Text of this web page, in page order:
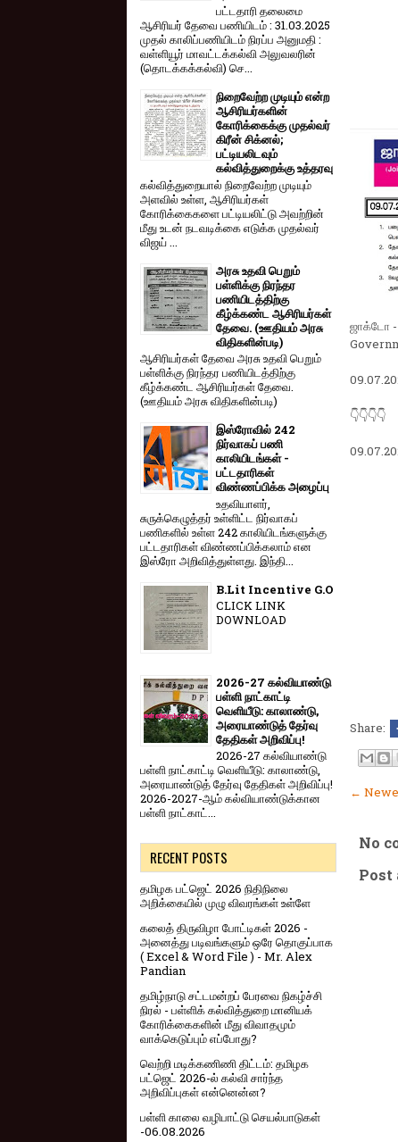
ஜாக்டோ -
👇👇👇👇
Share:
←
No
Post
பட்டதாரி தலைமை
ஆசிரியர் தேவை பணியிடம் : 31.03.2025
முதல் காலிப்பணியிடம் நிரப்ப அனுமதி :
வள்ளியூர் மாவட்டக்கல்வி அலுவலரின்
(தொடக்கக்கல்வி) செ...
நிறைவேற்ற முடியும் என்ற
ஆசிரியர்களின்
கோரிக்கைக்கு முதல்வர்
கிரீன் சிக்னல்;
பட்டியலிடவும்
கல்வித்துறைக்கு உத்தரவு
கல்வித்துறையால் நிறைவேற்ற முடியும்
அளவில் உள்ள, ஆசிரியர்கள்
கோரிக்கைகளை பட்டியலிட்டு அவற்றின்
மீது உடன் நடவடிக்கை எடுக்க முதல்வர்
விஜய் ...
அரசு உதவி பெறும்
பள்ளிக்கு நிரந்தர
பணியிடத்திற்கு
கீழ்க்கண்ட ஆசிரியர்கள்
தேவை. (ஊதியம் அரசு
விதிகளின்படி)
ஆசிரியர்கள் தேவை அரசு உதவி பெறும்
பள்ளிக்கு நிரந்தர பணியிடத்திற்கு
கீழ்க்கண்ட ஆசிரியர்கள் தேவை.
(ஊதியம் அரசு விதிகளின்படி)
இஸ்ரோவில் 242
நிர்வாகப் பணி
காலியிடங்கள் -
பட்டதாரிகள்
விண்ணப்பிக்க அழைப்பு
உதவியாளர்,
சுருக்கெழுத்தர் உள்ளிட்ட நிர்வாகப்
பணிகளில் உள்ள 242 காலியிடங்களுக்கு
பட்டதாரிகள் விண்ணப்பிக்கலாம் என
இஸ்ரோ அறிவித்துள்ளது. இந்தி...
B.Lit Incentive G.O
CLICK LINK
DOWNLOAD
2026-27 கல்வியாண்டு
பள்ளி நாட்காட்டி
வெளியீடு: காலாண்டு,
அரையாண்டுத் தேர்வு
தேதிகள் அறிவிப்பு!
2026-27 கல்வியாண்டு
பள்ளி நாட்காட்டி வெளியீடு: காலாண்டு,
அரையாண்டுத் தேர்வு தேதிகள் அறிவிப்பு!
2026-2027-ஆம் கல்வியாண்டுக்கான
பள்ளி நாட்காட்...
RECENT POSTS
தமிழக பட்ஜெட் 2026 நிதிநிலை
அறிக்கையில் முழு விவரங்கள் உள்ளே
கலைத் திருவிழா போட்டிகள் 2026 -
அனைத்து படிவங்களும் ஒரே தொகுப்பாக
( Excel & Word File ) - Mr. Alex
Pandian
தமிழ்நாடு சட்டமன்றப் பேரவை நிகழ்ச்சி
நிரல் - பள்ளிக் கல்வித்துறை மானியக்
கோரிக்கைகளின் மீது விவாதமும்
வாக்கெடுப்பும் எப்போது?
வெற்றி மடிக்கணிணி திட்டம்: தமிழக
பட்ஜெட் 2026-ல் கல்வி சார்ந்த
அறிவிப்புகள் என்னென்ன?
பள்ளி காலை வழிபாட்டு செயல்பாடுகள்
-06.08.2026